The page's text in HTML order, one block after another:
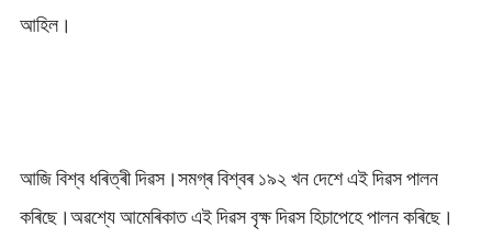
আহিল।
আজি বিশ্ব ধৰিত্ৰী দিৱস।সমগ্ৰ বিশ্বৰ ১৯২ খন দেশে এই দিৱস পালন
কৰিছে।অৱশ্যে আমেৰিকাত এই দিৱস বৃক্ষ দিৱস হিচাপেহে পালন কৰিছে।